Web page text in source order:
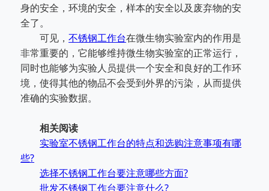
身的安全，环境的安全，样本的安全以及废弃物的安
全了。
可见，不锈钢工作台在微生物实验室内的作用是
非常重要的，它能够维持微生物实验室的正常运行，
同时也能够为实验人员提供一个安全和良好的工作环
境，使得其他的物品不会受到外界的污染，从而提供
准确的实验数据。
相关阅读
实验室不锈钢工作台的特点和选购注意事项有哪
些?
选择不锈钢工作台要注意哪些方面?
批发不锈钢工作台要注意什么?